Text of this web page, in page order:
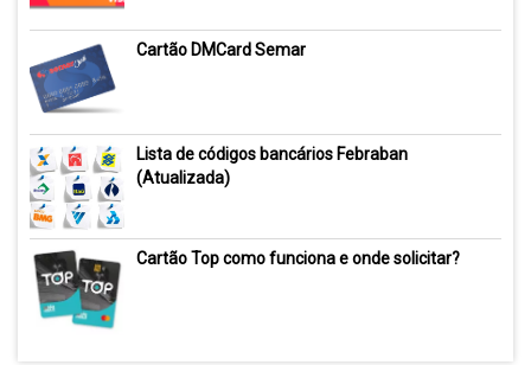
Cartão DMCard Semar
Lista de códigos bancários Febraban
(Atualizada)
Cartão Top como funciona e onde solicitar?